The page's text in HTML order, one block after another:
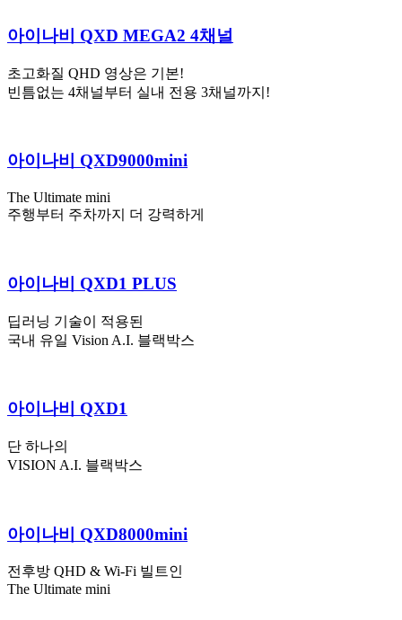
아이나비 QXD MEGA2 4채널
초고화질 QHD 영상은 기본!
빈틈없는 4채널부터 실내 전용 3채널까지!
아이나비 QXD9000mini
The Ultimate mini
주행부터 주차까지 더 강력하게
아이나비 QXD1 PLUS
딥러닝 기술이 적용된
국내 유일 Vision A.I. 블랙박스
아이나비 QXD1
단 하나의
VISION A.I. 블랙박스
아이나비 QXD8000mini
전후방 QHD & Wi-Fi 빌트인
The Ultimate mini